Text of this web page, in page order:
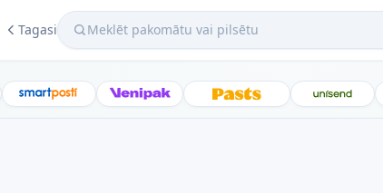
TagasiMeklēt pakomātu vai pilsētu
SmartPosti Venipak Latvijas Pasts Unisend